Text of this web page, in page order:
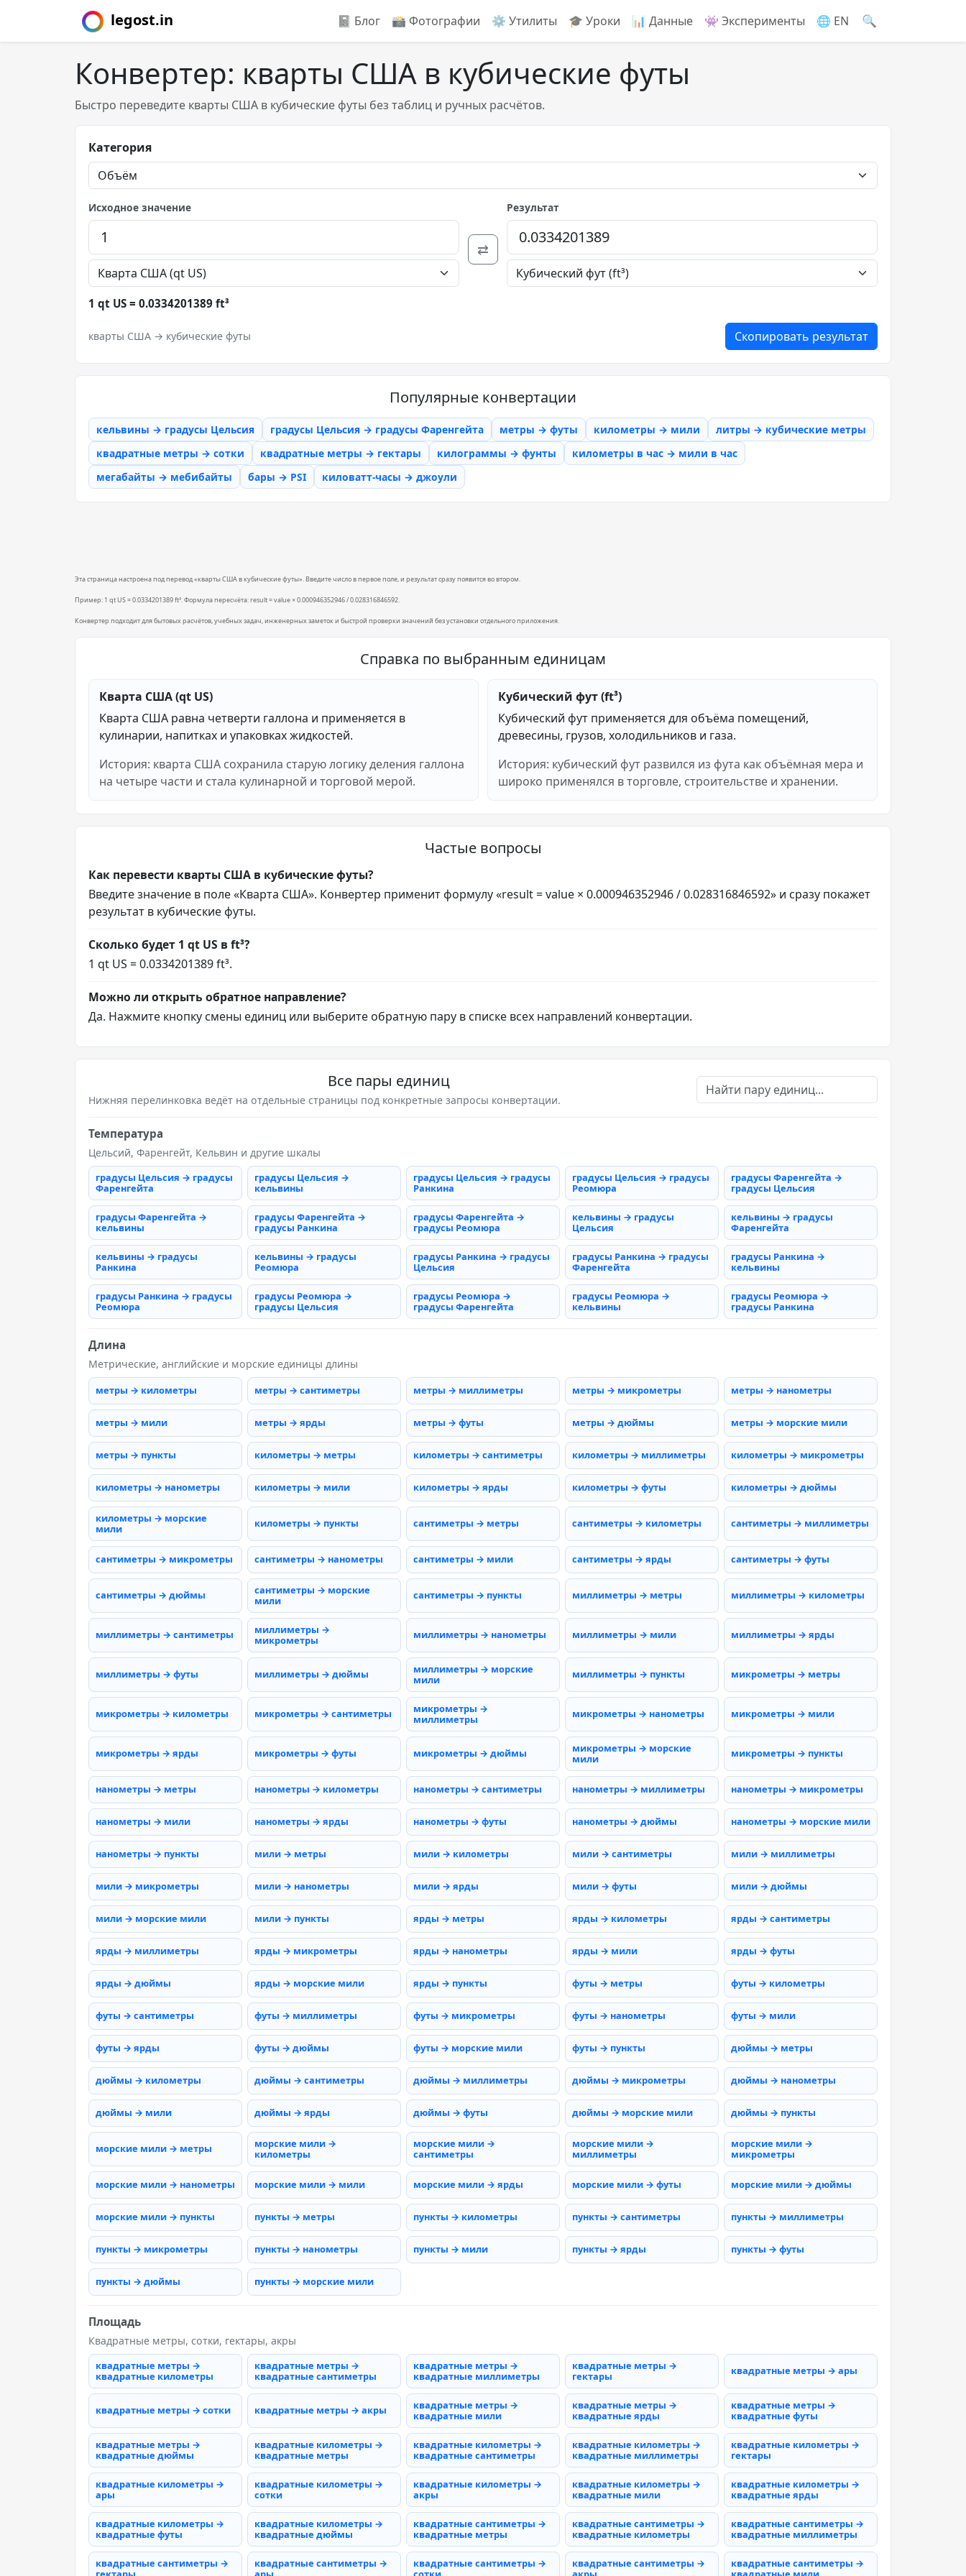
legost.in 🔍
📓 Блог 📸️ Фотографии ⚙️ Утилиты 🎓 Уроки 📊 Данные 👾 Эксперименты 🌐 EN
Конвертер: кварты США в кубические футы
Быстро переведите кварты США в кубические футы без таблиц и ручных расчётов.
Категория
Исходное значение
⇄
Результат
1 qt US = 0.0334201389 ft³
кварты США → кубические футы Скопировать результат
Популярные конвертации
кельвины → градусы Цельсия градусы Цельсия → градусы Фаренгейта метры → футы километры → мили
литры → кубические метры
квадратные метры → сотки
квадратные метры → гектары килограммы → фунты
километры в час → мили в час
мегабайты → мебибайты
бары → PSI киловатт-часы → джоули
Эта страница настроена под перевод «кварты США в кубические футы». Введите число в первое поле, и результат сразу появится во втором.
Пример: 1 qt US = 0.0334201389 ft³. Формула пересчёта: result = value × 0.000946352946 / 0.028316846592.
Конвертер подходит для бытовых расчётов, учебных задач, инженерных заметок и быстрой проверки значений без установки отдельного приложения.
Справка по выбранным единицам
Кварта США (qt US)
Кварта США равна четверти галлона и применяется в
кулинарии, напитках и упаковках жидкостей.
История: кварта США сохранила старую логику деления галлона
на четыре части и стала кулинарной и торговой мерой.
Кубический фут (ft³)
Кубический фут применяется для объёма помещений,
древесины, грузов, холодильников и газа.
История: кубический фут развился из фута как объёмная мера и
широко применялся в торговле, строительстве и хранении.
Частые вопросы
Как перевести кварты США в кубические футы?
Введите значение в поле «Кварта США». Конвертер применит формулу «result = value × 0.000946352946 / 0.028316846592» и сразу покажет
результат в кубические футы.
Сколько будет 1 qt US в ft³?
1 qt US = 0.0334201389 ft³.
Можно ли открыть обратное направление?
Да. Нажмите кнопку смены единиц или выберите обратную пару в списке всех направлений конвертации.
Все пары единиц
Нижняя перелинковка ведёт на отдельные страницы под конкретные запросы конвертации.
Температура
Цельсий, Фаренгейт, Кельвин и другие шкалы
градусы Цельсия → градусы
Фаренгейта
градусы Цельсия →
кельвины
градусы Цельсия → градусы
Ранкина
градусы Цельсия → градусы
Реомюра
градусы Фаренгейта →
градусы Цельсия
градусы Фаренгейта →
кельвины
градусы Фаренгейта →
градусы Ранкина
градусы Фаренгейта →
градусы Реомюра
кельвины → градусы
Цельсия
кельвины → градусы
Фаренгейта
кельвины → градусы
Ранкина
кельвины → градусы
Реомюра
градусы Ранкина → градусы
Цельсия
градусы Ранкина → градусы
Фаренгейта
градусы Ранкина →
кельвины
градусы Ранкина → градусы
Реомюра
градусы Реомюра →
градусы Цельсия
градусы Реомюра →
градусы Фаренгейта
градусы Реомюра →
кельвины
градусы Реомюра →
градусы Ранкина
Длина
Метрические, английские и морские единицы длины
метры → километры метры → сантиметры метры → миллиметры метры → микрометры метры → нанометры
метры → мили метры → ярды метры → футы метры → дюймы метры → морские мили
метры → пункты километры → метры километры → сантиметры километры → миллиметры километры → микрометры
километры → нанометры километры → мили километры → ярды километры → футы километры → дюймы
километры → морские
мили
километры → пункты сантиметры → метры сантиметры → километры сантиметры → миллиметры
сантиметры → микрометры сантиметры → нанометры сантиметры → мили сантиметры → ярды сантиметры → футы
сантиметры → дюймы
сантиметры → морские
мили
сантиметры → пункты миллиметры → метры миллиметры → километры
миллиметры → сантиметры
миллиметры →
микрометры
миллиметры → нанометры миллиметры → мили миллиметры → ярды
миллиметры → футы миллиметры → дюймы
миллиметры → морские
мили
миллиметры → пункты микрометры → метры
микрометры → километры микрометры → сантиметры
микрометры →
миллиметры
микрометры → нанометры микрометры → мили
микрометры → ярды микрометры → футы микрометры → дюймы
микрометры → морские
мили
микрометры → пункты
нанометры → метры нанометры → километры нанометры → сантиметры нанометры → миллиметры нанометры → микрометры
нанометры → мили нанометры → ярды нанометры → футы нанометры → дюймы нанометры → морские мили
нанометры → пункты мили → метры мили → километры мили → сантиметры мили → миллиметры
мили → микрометры мили → нанометры мили → ярды мили → футы мили → дюймы
мили → морские мили мили → пункты ярды → метры ярды → километры ярды → сантиметры
ярды → миллиметры ярды → микрометры ярды → нанометры ярды → мили ярды → футы
ярды → дюймы ярды → морские мили ярды → пункты футы → метры футы → километры
футы → сантиметры футы → миллиметры футы → микрометры футы → нанометры футы → мили
футы → ярды футы → дюймы футы → морские мили футы → пункты дюймы → метры
дюймы → километры дюймы → сантиметры дюймы → миллиметры дюймы → микрометры дюймы → нанометры
дюймы → мили дюймы → ярды дюймы → футы дюймы → морские мили дюймы → пункты
морские мили → метры
морские мили →
километры
морские мили →
сантиметры
морские мили →
миллиметры
морские мили →
микрометры
морские мили → нанометры морские мили → мили морские мили → ярды морские мили → футы морские мили → дюймы
морские мили → пункты пункты → метры пункты → километры пункты → сантиметры пункты → миллиметры
пункты → микрометры пункты → нанометры пункты → мили пункты → ярды пункты → футы
пункты → дюймы пункты → морские мили
Площадь
Квадратные метры, сотки, гектары, акры
квадратные метры →
квадратные километры
квадратные метры →
квадратные сантиметры
квадратные метры →
квадратные миллиметры
квадратные метры →
гектары
квадратные метры → ары
квадратные метры → сотки квадратные метры → акры
квадратные метры →
квадратные мили
квадратные метры →
квадратные ярды
квадратные метры →
квадратные футы
квадратные метры →
квадратные дюймы
квадратные километры →
квадратные метры
квадратные километры →
квадратные сантиметры
квадратные километры →
квадратные миллиметры
квадратные километры →
гектары
квадратные километры →
ары
квадратные километры →
сотки
квадратные километры →
акры
квадратные километры →
квадратные мили
квадратные километры →
квадратные ярды
квадратные километры →
квадратные футы
квадратные километры →
квадратные дюймы
квадратные сантиметры →
квадратные метры
квадратные сантиметры →
квадратные километры
квадратные сантиметры →
квадратные миллиметры
квадратные сантиметры →
квадратные сантиметры →
квадратные сантиметры →
квадратные сантиметры →
квадратные сантиметры →